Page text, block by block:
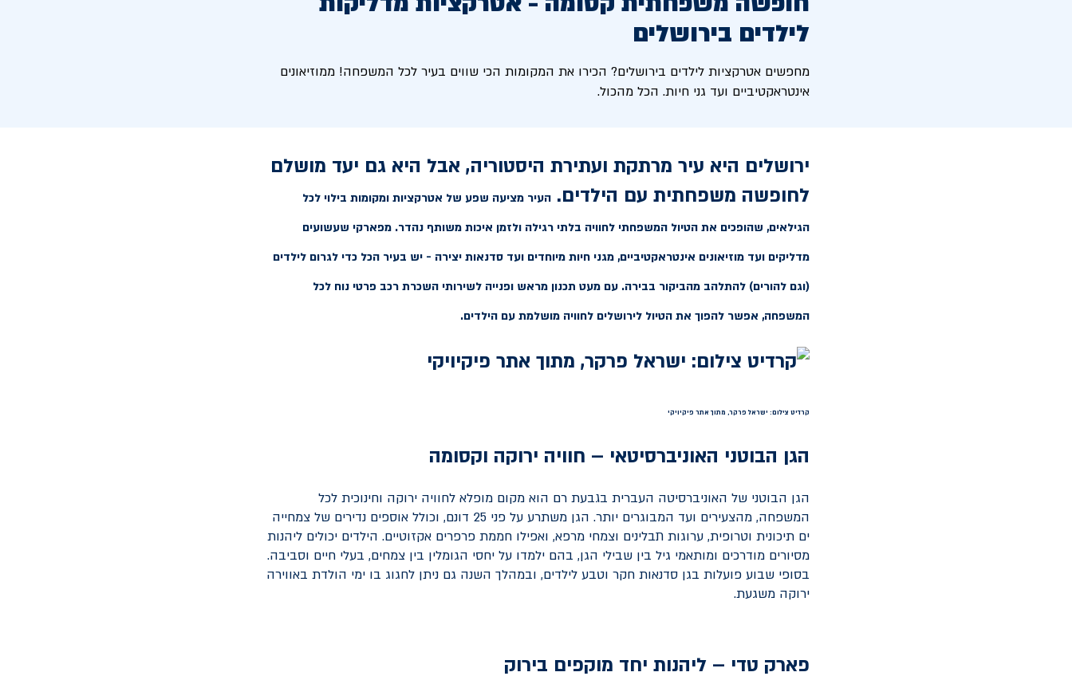
לילדים בירושלים
מחפשים אטרקציות לילדים בירושלים? הכירו את המקומות הכי שווים בעיר לכל המשפחה! ממוזיאונים
אינטראקטיביים ועד גני חיות. הכל מהכול.
ירושלים היא עיר מרתקת ועתירת היסטוריה, אבל היא גם יעד מושלם
לחופשה משפחתית עם הילדים. העיר מציעה שפע של אטרקציות ומקומות בילוי לכל
הגילאים, שהופכים את הטיול המשפחתי לחוויה בלתי רגילה ולזמן איכות משותף נהדר. מפארקי שעשועים
מדליקים ועד מוזיאונים אינטראקטיביים, מגני חיות מיוחדים ועד סדנאות יצירה - יש בעיר הכל כדי לגרום לילדים
(וגם להורים) להתלהב מהביקור בבירה. עם מעט תכנון מראש ופנייה לשירותי השכרת רכב פרטי נוח לכל
המשפחה, אפשר להפוך את הטיול לירושלים לחוויה מושלמת עם הילדים.
קרדיט צילום: ישראל פרקר, מתוך אתר פיקיויקי
הגן הבוטני האוניברסיטאי – חוויה ירוקה וקסומה
הגן הבוטני של האוניברסיטה העברית בגבעת רם הוא מקום מופלא לחוויה ירוקה וחינוכית לכל
המשפחה, מהצעירים ועד המבוגרים יותר. הגן משתרע על פני 25 דונם, וכולל אוספים נדירים של צמחייה
ים תיכונית וטרופית, ערוגות תבלינים וצמחי מרפא, ואפילו חממת פרפרים אקזוטיים. הילדים יכולים ליהנות
מסיורים מודרכים ומותאמי גיל בין שבילי הגן, בהם ילמדו על יחסי הגומלין בין צמחים, בעלי חיים וסביבה.
בסופי שבוע פועלות בגן סדנאות חקר וטבע לילדים, ובמהלך השנה גם ניתן לחגוג בו ימי הולדת באווירה
ירוקה משגעת.
פארק טדי – ליהנות יחד מוקפים בירוק